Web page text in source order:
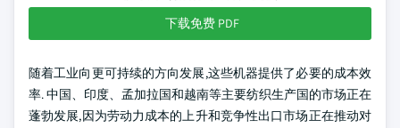
下载免费 PDF
随着工业向更可持续的方向发展,这些机器提供了必要的成本效
率. 中国、印度、孟加拉国和越南等主要纺织生产国的市场正在
蓬勃发展,因为劳动力成本的上升和竞争性出口市场正在推动对